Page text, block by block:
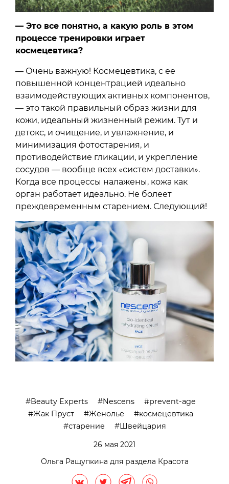
— Это все понятно, а какую роль в этом
процессе тренировки играет
космецевтика?
— Очень важную! Космецевтика, с ее
повышенной концентрацией идеально
взаимодействующих активных компонентов,
— это такой правильный образ жизни для
кожи, идеальный жизненный режим. Тут и
детокс, и очищение, и увлажнение, и
минимизация фотостарения, и
противодействие гликации, и укрепление
сосудов — вообще всех «систем доставки».
Когда все процессы налажены, кожа как
орган работает идеально. Не болеет
преждевременным старением. Следующий!
Beauty Experts Nescens
prevent-age
Жак Пруст
Женолье
космецевтика
старение
Швейцария
26 мая 2021
Ольга Ращупкина для раздела Красота